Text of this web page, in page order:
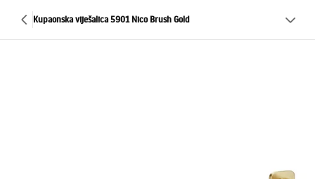
Kupaonska viješalica 5901 Nico Brush Gold